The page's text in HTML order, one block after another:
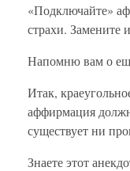
«Подключайте»
страхи. Замените
Напомню вам о
Итак,
аффирмация
существует ни
Знаете этот